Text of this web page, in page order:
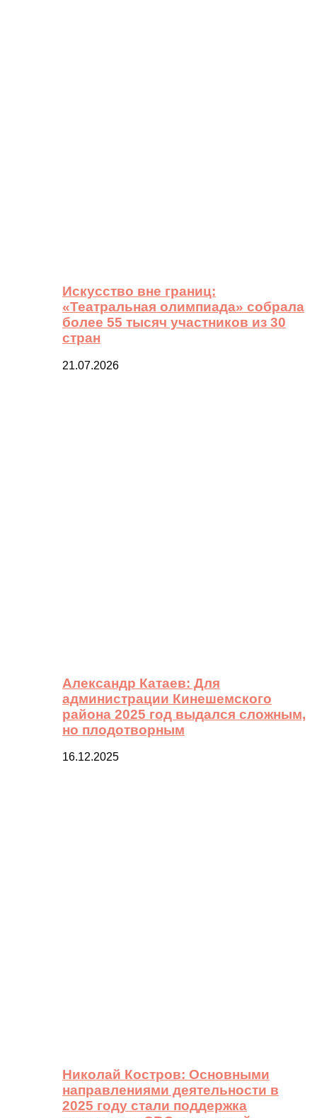
Искусство вне границ:
«Театральная олимпиада» собрала
более 55 тысяч участников из 30
стран
21.07.2026
Александр Катаев: Для
администрации Кинешемского
района 2025 год выдался сложным,
но плодотворным
16.12.2025
Николай Костров: Основными
направлениями деятельности в
2025 году стали поддержка